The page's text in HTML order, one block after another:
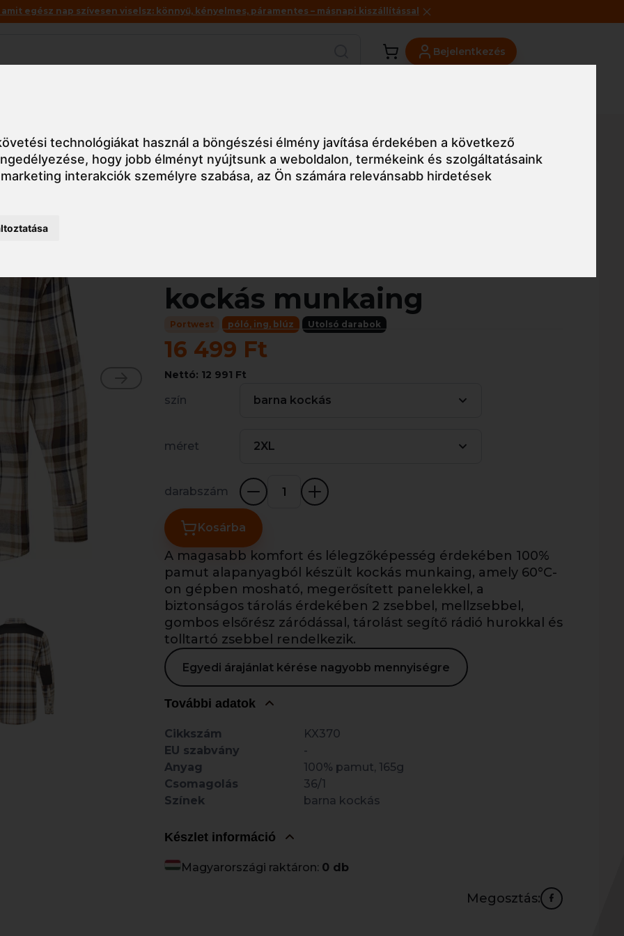
technológiákat használ a böngészési élmény javítása érdekében a következő
, hogy jobb élményt nyújtsunk a weboldalon,termékeink és szolgáltatásaink
interakciók személyre szabása,az Ön számára relevánsabb hirdetések
egész nap szívesen viselsz: könnyű, kényelmes, páramentes – másnapi kiszállítással
Bejelentkezés
KX370 Portwest KX3 kockás munkaing
kockás munkaing
Portwest póló, ing, blúz Utolsó darabok
16 499 Ft
Nettó: 12 991 Ft
szín barna kockás
méret 2XL
darabszám
Kosárba
A magasabb komfort és lélegzőképesség érdekében 100%
pamut alapanyagból készült kockás munkaing, amely 60°C-
on gépben mosható, megerősített panelekkel, a
biztonságos tárolás érdekében 2 zsebbel, mellzsebbel,
gombos elsőrész záródással, tárolást segítő rádió hurokkal és
tolltartó zsebbel rendelkezik.
Egyedi árajánlat kérése nagyobb mennyiségre
További adatok
Cikkszám
KX370
EU szabvány
-
Anyag
100% pamut, 165g
Csomagolás
36/1
Színek
barna kockás
Készlet információ
Magyarországi raktáron: 0 db
Megosztás: